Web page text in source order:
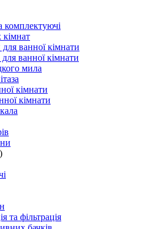
комплектуючі
ванної кімнати
ванної кімнати
мила
кімнати
кімнати
та фільтрація